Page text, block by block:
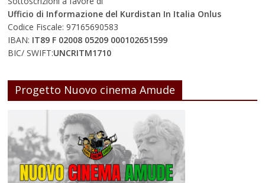
Ufficio di Informazione del Kurdistan In Italia Onlus
Codice Fiscale: 97165690583
IBAN: IT89 F 02008 05209 000102651599
BIC/ SWIFT:UNCRITM1710
Progetto Nuovo cinema Amude